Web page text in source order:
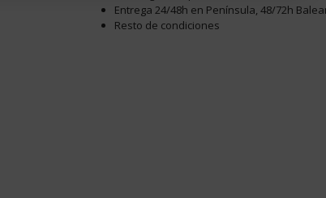
Entrega 24/48h en Península, 48/72h
Resto de condiciones